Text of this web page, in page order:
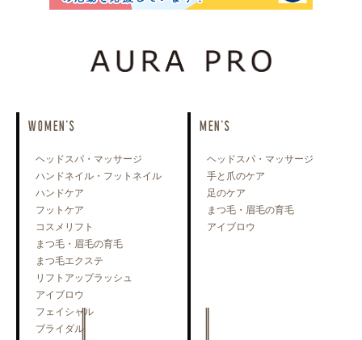
WOMEN'S
ヘッドスパ・マッサージ
ハンドネイル・フットネイル
ハンドケア
フットケア
コスメリフト
まつ毛・眉毛の育毛
まつ毛エクステ
リフトアップラッシュ
アイブロウ
フェイシャル
ブライダル
MEN'S
ヘッドスパ・マッサージ
手と爪のケア
足のケア
まつ毛・眉毛の育毛
アイブロウ